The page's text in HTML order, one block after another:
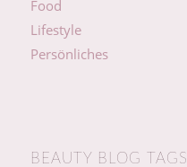
Food
Lifestyle
Persönliches
BEAUTY BLOG TAGS